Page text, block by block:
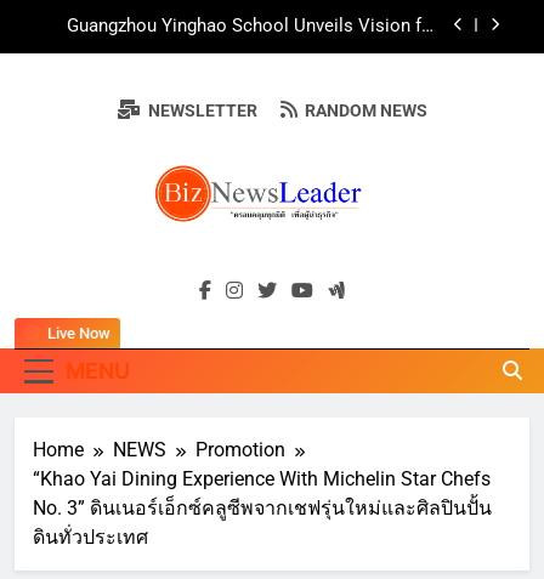
แนวคิด “90 วัน เก็บแต้มสุขภาพดี สิ่งดีๆ จะเกิดขึ้น”
Guangzhou Yinghao School Unveils Vision for
20 ปี ต่อยอดเสิร์ฟความอร่อย ยกเมนูระดับตำนาน
“ข้าวหน้าไก่ราชวงศ์” พุ่งทะยานสู่น่านฟ้า
ธุรกิจท่องเที่ยวไทย “ขายได้ ขายดี ขายนาน”
บ้านหนองสองห้องจัดใหญ่ “แห่เทียนพรรษา – ผ้าป่า
ซาเล้งปลอดเหล้าเข้าพรรษา 2569” ชูพลังชุมชน
สืบสานพุทธศาสนา สร้างสังคมปลอดเหล้า ภายใต้
AirAsia X SEE FAH พันธมิตรทางธุรกิจยาวนานกว่า
ททท. ร่วมมือกับ จุฬาลงกรณ์มหาวิทยาลัย จัดสัมมนา
ทางวิชาการและการตลาดเชิงรุก แนะเคล็ดลับปรับ
ธุรกิจท่องเที่ยวไทย “ขายได้ ขายดี ขายนาน”
BIZNEWSLEADER
"ครอบคลุมทุกมิติ เพื่อ…ผู้นำธุรกิจ"
NEWSLETTER RANDOM NEWS
MENU
Live Now
Home NEWS
Promotion
“Khao Yai Dining Experience With Michelin Star Chefs
No. 3” ดินเนอร์เอ็กซ์คลูซีพจากเชฟรุ่นใหม่และศิลปินปั้น
ดินทั่วประเทศ